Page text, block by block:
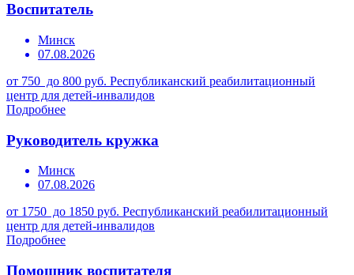
Воспитатель
Минск
07.08.2026
от 750 до 800 руб. Республиканский реабилитационный
центр для детей-инвалидов
Подробнее
Руководитель кружка
Минск
07.08.2026
от 1750 до 1850 руб. Республиканский реабилитационный
центр для детей-инвалидов
Подробнее
Помощник воспитателя